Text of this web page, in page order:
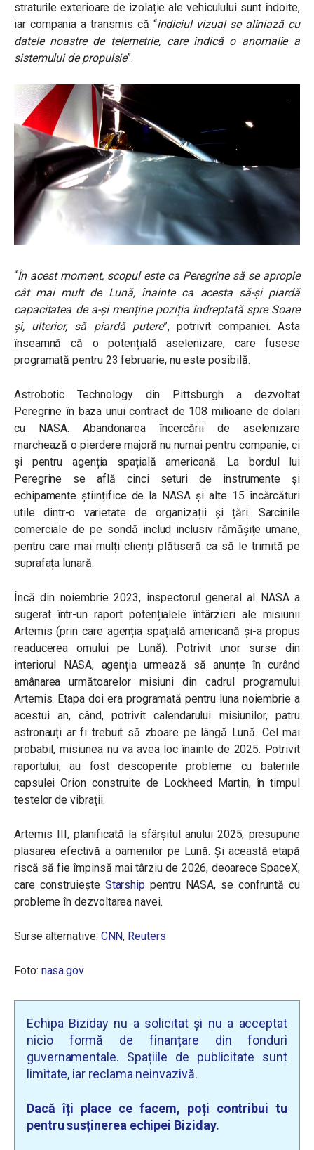
straturile exterioare de izolație ale vehiculului sunt îndoite,
iar compania a transmis că “indiciul vizual se aliniază cu
datele noastre de telemetrie, care indică o anomalie a
sistemului de propulsie”.
“În acest moment, scopul este ca Peregrine să se apropie
cât mai mult de Lună, înainte ca acesta să-și piardă
capacitatea de a-și menține poziția îndreptată spre Soare
și, ulterior, să piardă putere”, potrivit companiei. Asta
înseamnă că o potențială aselenizare, care fusese
programată pentru 23 februarie, nu este posibilă.
Astrobotic Technology din Pittsburgh a dezvoltat
Peregrine în baza unui contract de 108 milioane de dolari
cu NASA. Abandonarea încercării de aselenizare
marchează o pierdere majoră nu numai pentru companie, ci
și pentru agenția spațială americană. La bordul lui
Peregrine se află cinci seturi de instrumente și
echipamente științifice de la NASA și alte 15 încărcături
utile dintr-o varietate de organizații și țări. Sarcinile
comerciale de pe sondă includ inclusiv rămășițe umane,
pentru care mai mulți clienți plătiseră ca să le trimită pe
suprafața lunară.
Încă din noiembrie 2023, inspectorul general al NASA a
sugerat într-un raport potențialele întârzieri ale misiunii
Artemis (prin care agenția spațială americană și-a propus
readucerea omului pe Lună). Potrivit unor surse din
interiorul NASA, agenția urmează să anunțe în curând
amânarea următoarelor misiuni din cadrul programului
Artemis. Etapa doi era programată pentru luna noiembrie a
acestui an, când, potrivit calendarului misiunilor, patru
astronauți ar fi trebuit să zboare pe lângă Lună. Cel mai
probabil, misiunea nu va avea loc înainte de 2025. Potrivit
raportului, au fost descoperite probleme cu bateriile
capsulei Orion construite de Lockheed Martin, în timpul
testelor de vibrații.
Artemis III, planificată la sfârșitul anului 2025, presupune
plasarea efectivă a oamenilor pe Lună. Și această etapă
riscă să fie împinsă mai târziu de 2026, deoarece SpaceX,
care construiește Starship pentru NASA, se confruntă cu
probleme în dezvoltarea navei.
Surse alternative: CNN, Reuters
Foto: nasa.gov
Echipa Biziday nu a solicitat și nu a acceptat
nicio formă de finanțare din fonduri
guvernamentale. Spațiile de publicitate sunt
limitate, iar reclama neinvazivă.
Dacă îți place ce facem, poți contribui tu
pentru susținerea echipei Biziday.